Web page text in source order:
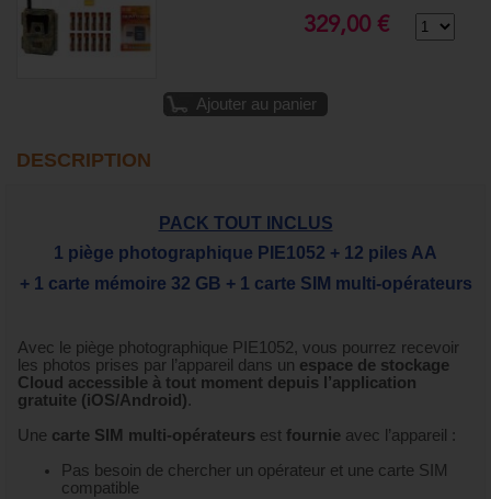
329,00 €
Ajouter au panier
DESCRIPTION
PACK TOUT INCLUS
1 piège photographique PIE1052 + 12 piles AA
+ 1 carte mémoire 32 GB + 1 carte SIM multi-opérateurs
Avec le piège photographique PIE1052, vous pourrez recevoir
les photos prises par l’appareil dans un espace de stockage
Cloud accessible à tout moment depuis l’application
gratuite (iOS/Android).
Une carte SIM multi-opérateurs est fournie avec l’appareil :
Pas besoin de chercher un opérateur et une carte SIM
compatible